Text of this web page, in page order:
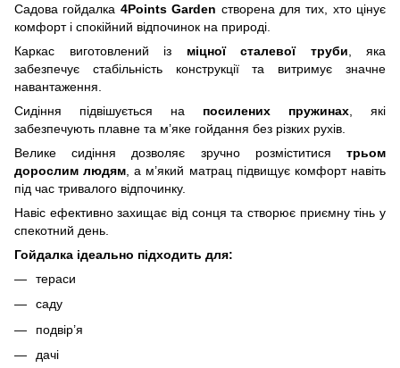
Садова гойдалка 4Points Garden створена для тих, хто цінує
комфорт і спокійний відпочинок на природі.
Каркас виготовлений із міцної сталевої труби , яка
забезпечує стабільність конструкції та витримує значне
навантаження.
Сидіння підвішується на посилених пружинах , які
забезпечують плавне та м’яке гойдання без різких рухів.
Велике сидіння дозволяє зручно розміститися трьом
дорослим людям , а м’який матрац підвищує комфорт навіть
під час тривалого відпочинку.
Навіс ефективно захищає від сонця та створює приємну тінь у
спекотний день.
Гойдалка ідеально підходить для:
тераси
саду
подвір’я
дачі